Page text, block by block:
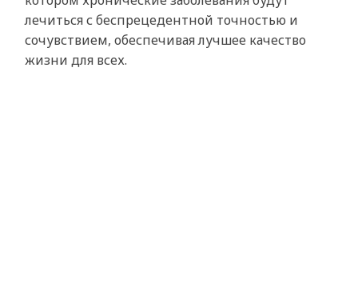
лечиться с беспрецедентной точностью и
сочувствием, обеспечивая лучшее качество
жизни для всех.